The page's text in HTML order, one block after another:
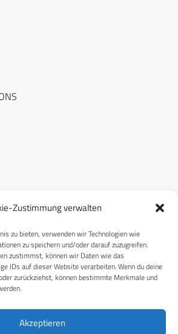
Zustimmung verwalten
zu bieten, verwenden wir Technologien wie
zu speichern und/oder darauf zuzugreifen.
zustimmst, können wir Daten wie das
IDs auf dieser Website verarbeiten. Wenn du deine
zurückziehst, können bestimmte Merkmale und
Akzeptieren
(EU)